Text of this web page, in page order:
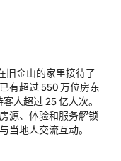
旧金山的家里接待了
有超过 550 万位房东
人超过 25 亿人次。
源、体验和服务解锁
当地人交流互动。